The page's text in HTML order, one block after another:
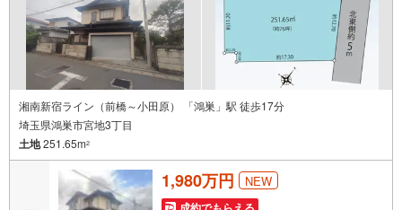
湘南新宿ライン（前橋～小田原） 「鴻巣」駅 徒歩17分
埼玉県鴻巣市宮地3丁目
土地251.65m2
1,980万円 NEW